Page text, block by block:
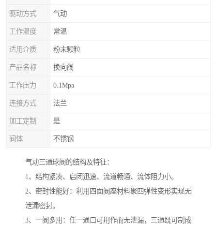
驱动方式 气动
工作温度 常温
适用介质 粉末颗粒
产品名称 换向阀
工作压力 0.1Mpa
连接方式 法兰
加工定制 是
阀体 不锈钢
气动三通球阀的结构及特征：
1、结构紧凑、启闭迅速、流道畅通、流体阻力小。
2、密封性能好：利用四面阀座材料聚四弹性变形实现无
泄漏密封。
3、一阀多用：任一通口可用作而无泄漏，三通既可制成